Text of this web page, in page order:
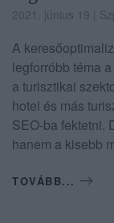
2021. június 19 |
A
legforróbb téma
a turisztikai
hotel és más
SEO-ba fektetni.
hanem a kisebb
TOVÁBB...